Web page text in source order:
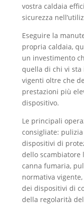
vostra caldaia
sicurezza
Eseguire la
propria caldaia,
un investimento
quella di chi vi
vigenti oltre che
prestazioni più
dispositivo.
Le principali
consigliate:
dispositivi di
dello scambiatore
canna fumaria,
normativa
dei dispositivi di
della regolarità